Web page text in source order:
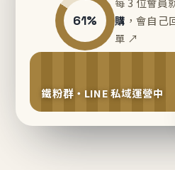
61%
購 ，會自己
單 ↗
鐵粉群・LINE 私域運營中